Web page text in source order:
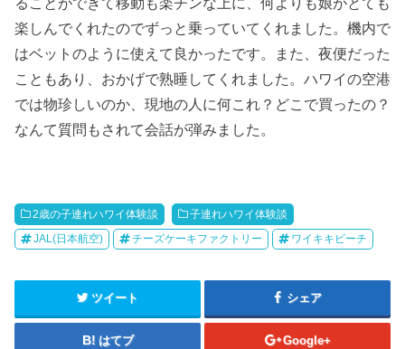
ることができて移動も楽チンな上に、何よりも娘がとても
楽しんでくれたのでずっと乗っていてくれました。機内で
はベットのように使えて良かったです。また、夜便だった
こともあり、おかげで熟睡してくれました。ハワイの空港
では物珍しいのか、現地の人に何これ？どこで買ったの？
なんて質問もされて会話が弾みました。
2歳の子連れハワイ体験談
子連れハワイ体験談
JAL(日本航空)
チーズケーキファクトリー ワイキキビーチ
ツイート シェア
はてブ Google+